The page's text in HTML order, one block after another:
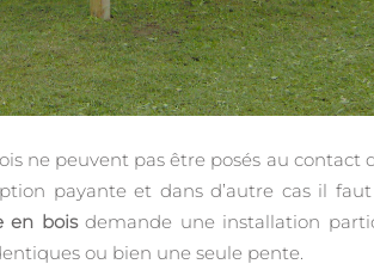
ne peuvent pas être posés au contact
payante et dans d’autre cas il
en boisdemande une installation
ou bien une seule pente.